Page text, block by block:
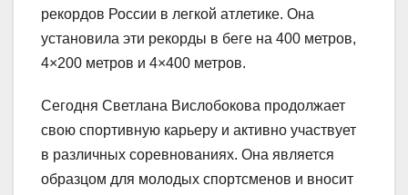
рекордов России в легкой атлетике. Она
установила эти рекорды в беге на 400 метров,
4×200 метров и 4×400 метров.
Сегодня Светлана Вислобокова продолжает
свою спортивную карьеру и активно участвует
в различных соревнованиях. Она является
образцом для молодых спортсменов и вносит